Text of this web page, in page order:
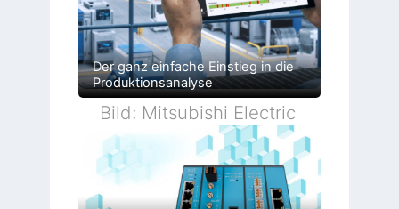
Der ganz einfache Einstieg in die
Produktionsanalyse
Bild: Mitsubishi Electric